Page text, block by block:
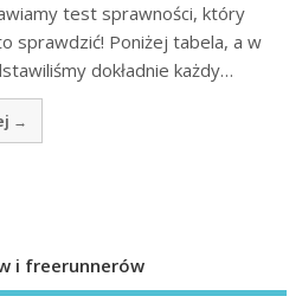
test sprawności, który
sprawdzić! Poniżej tabela, a w
dokładnie każdy…
→
i freerunnerów